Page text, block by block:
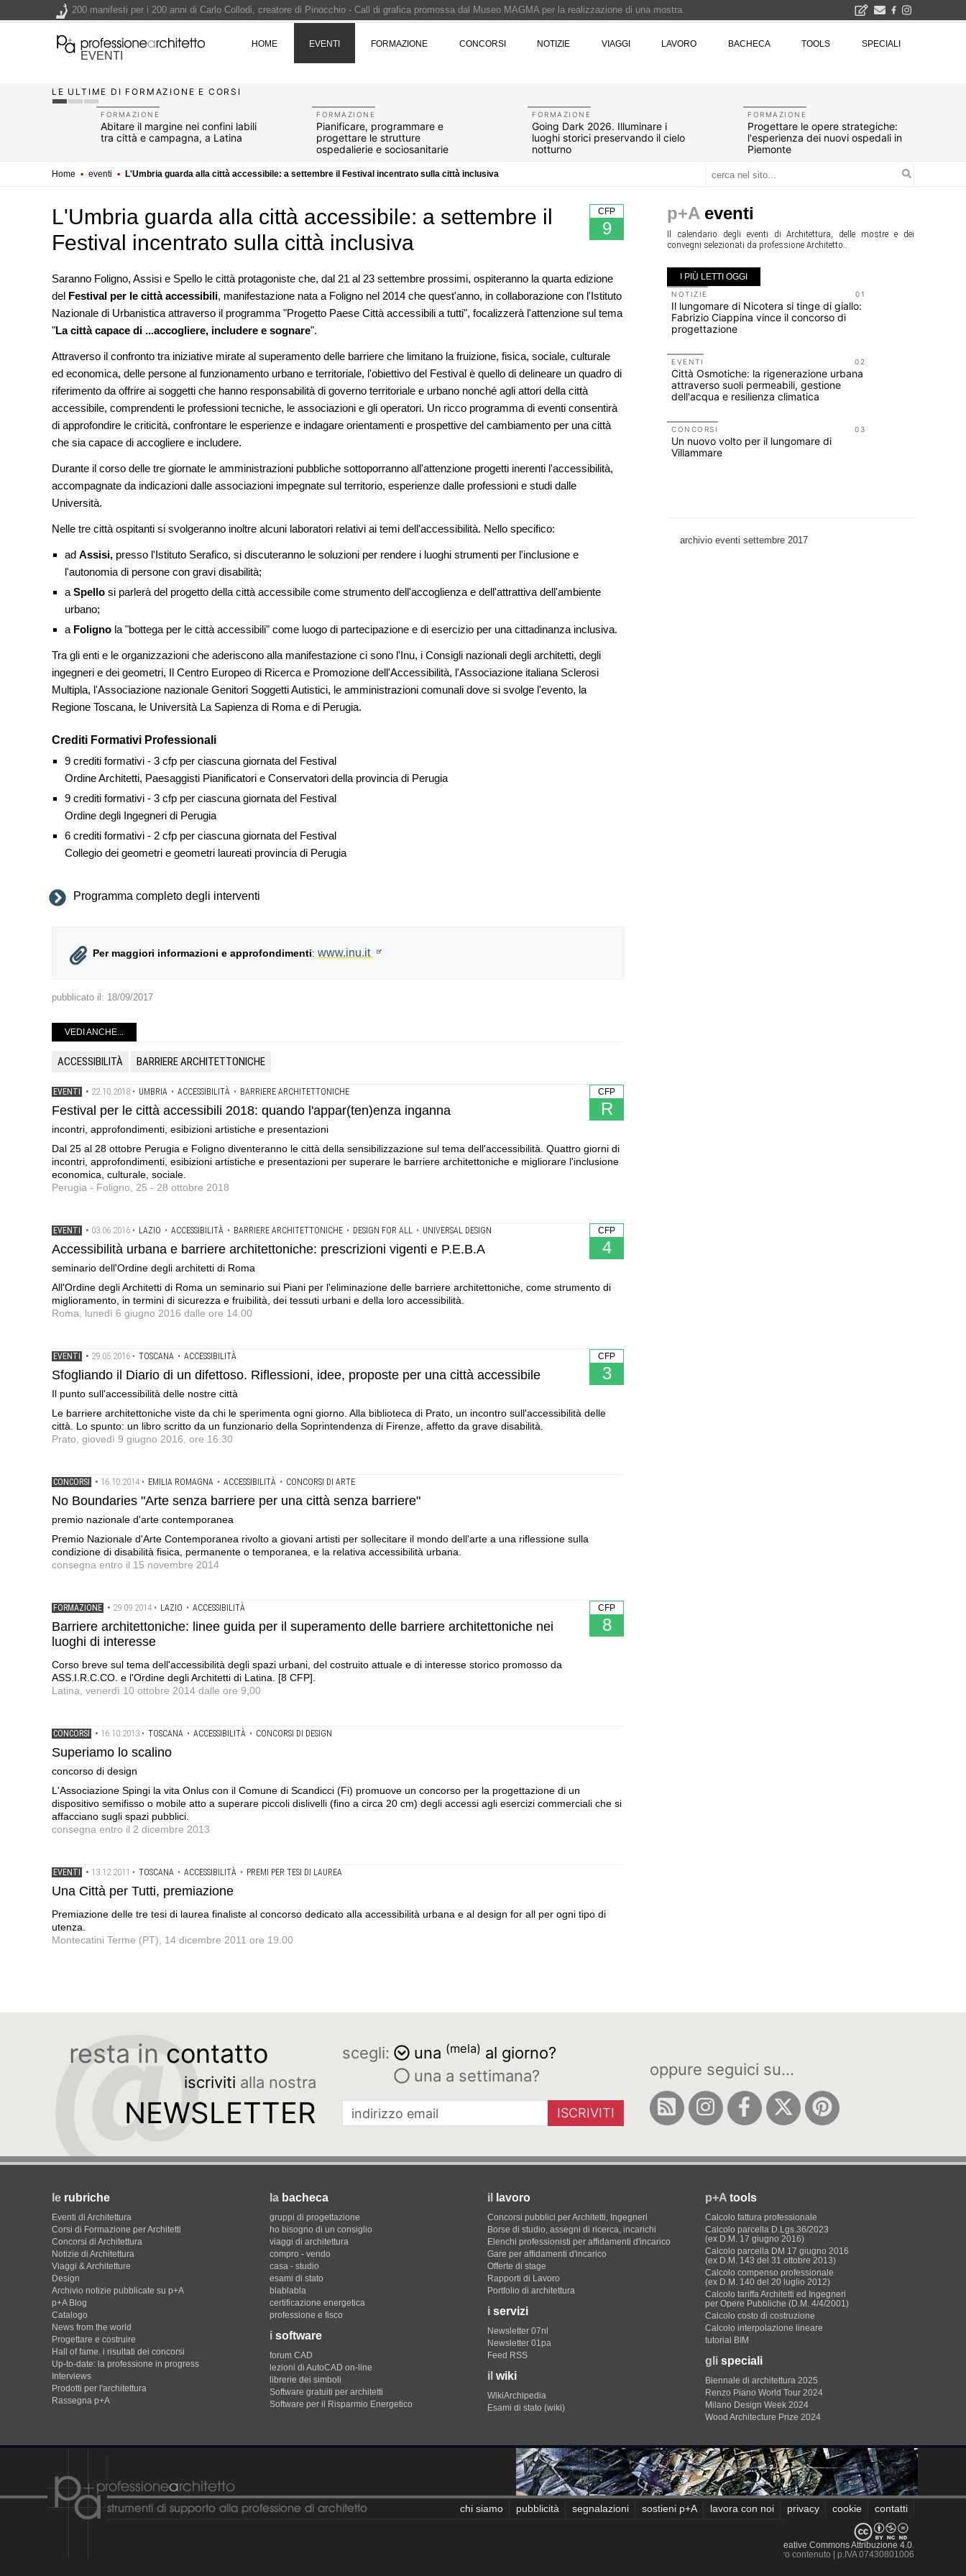
EVENTI
HOME EVENTI FORMAZIONE CONCORSI NOTIZIE VIAGGI LAVORO BACHECA TOOLS SPECIALI
LE ULTIME DI FORMAZIONE E CORSI
FORMAZIONE
Abitare il margine nei confini labili
tra città e campagna, a Latina
FORMAZIONE
Pianificare, programmare e
progettare le strutture
ospedalierie e sociosanitarie
FORMAZIONE
Going Dark 2026. Illuminare i
luoghi storici preservando il cielo
notturno
FORMAZIONE
Progettare le opere strategiche:
l'esperienza dei nuovi ospedali in
Piemonte
Home ▪ eventi ▪ L'Umbria guarda alla città accessibile: a settembre il Festival incentrato sulla città inclusiva
CFP
9
L'Umbria guarda alla città accessibile: a settembre il
Festival incentrato sulla città inclusiva
Saranno Foligno, Assisi e Spello le città protagoniste che, dal 21 al 23 settembre prossimi, ospiteranno la quarta edizione
del Festival per le città accessibili, manifestazione nata a Foligno nel 2014 che quest'anno, in collaborazione con l'Istituto
Nazionale di Urbanistica attraverso il programma "Progetto Paese Città accessibili a tutti", focalizzerà l'attenzione sul tema
"La città capace di ...accogliere, includere e sognare".
Attraverso il confronto tra iniziative mirate al superamento delle barriere che limitano la fruizione, fisica, sociale, culturale
ed economica, delle persone al funzionamento urbano e territoriale, l'obiettivo del Festival è quello di delineare un quadro di
riferimento da offrire ai soggetti che hanno responsabilità di governo territoriale e urbano nonché agli attori della città
accessibile, comprendenti le professioni tecniche, le associazioni e gli operatori. Un ricco programma di eventi consentirà
di approfondire le criticità, confrontare le esperienze e indagare orientamenti e prospettive del cambiamento per una città
che sia capace di accogliere e includere.
Durante il corso delle tre giornate le amministrazioni pubbliche sottoporranno all'attenzione progetti inerenti l'accessibilità,
accompagnate da indicazioni dalle associazioni impegnate sul territorio, esperienze dalle professioni e studi dalle
Università.
Nelle tre città ospitanti si svolgeranno inoltre alcuni laboratori relativi ai temi dell'accessibilità. Nello specifico:
ad Assisi,presso l'Istituto Serafico, si discuteranno le soluzioni per rendere i luoghi strumenti per l'inclusione e
l'autonomia di persone con gravi disabilità;
a Spellosi parlerà del progetto della città accessibile come strumento dell'accoglienza e dell'attrattiva dell'ambiente
urbano;
a Folignola "bottega per le città accessibili" come luogo di partecipazione e di esercizio per una cittadinanza inclusiva.
Tra gli enti e le organizzazioni che aderiscono alla manifestazione ci sono l'Inu, i Consigli nazionali degli architetti, degli
ingegneri e dei geometri, Il Centro Europeo di Ricerca e Promozione dell'Accessibilità, l'Associazione italiana Sclerosi
Multipla, l'Associazione nazionale Genitori Soggetti Autistici, le amministrazioni comunali dove si svolge l'evento, la
Regione Toscana, le Università La Sapienza di Roma e di Perugia.
Crediti Formativi Professionali
9 crediti formativi - 3 cfp per ciascuna giornata del Festival
Ordine Architetti, Paesaggisti Pianificatori e Conservatori della provincia di Perugia
9 crediti formativi - 3 cfp per ciascuna giornata del Festival
Ordine degli Ingegneri di Perugia
6 crediti formativi - 2 cfp per ciascuna giornata del Festival
Collegio dei geometri e geometri laureati provincia di Perugia
Programma completo degli interventi
Per maggiori informazioni e approfondimenti: www.inu.it
pubblicato il: 18/09/2017
VEDI ANCHE...
ACCESSIBILITÀ BARRIERE ARCHITETTONICHE
CFP
R
EVENTI • 22.10.2018 • UMBRIA • ACCESSIBILITÀ • BARRIERE ARCHITETTONICHE
Festival per le città accessibili 2018: quando l'appar(ten)enza inganna
incontri, approfondimenti, esibizioni artistiche e presentazioni
Dal 25 al 28 ottobre Perugia e Foligno diventeranno le città della sensibilizzazione sul tema dell'accessibilità. Quattro giorni di
incontri, approfondimenti, esibizioni artistiche e presentazioni per superare le barriere architettoniche e migliorare l'inclusione
economica, culturale, sociale.
Perugia - Foligno, 25 - 28 ottobre 2018
CFP
4
EVENTI • 03.06.2016 • LAZIO • ACCESSIBILITÀ • BARRIERE ARCHITETTONICHE • DESIGN FOR ALL • UNIVERSAL DESIGN
Accessibilità urbana e barriere architettoniche: prescrizioni vigenti e P.E.B.A
seminario dell'Ordine degli architetti di Roma
All'Ordine degli Architetti di Roma un seminario sui Piani per l'eliminazione delle barriere architettoniche, come strumento di
miglioramento, in termini di sicurezza e fruibilità, dei tessuti urbani e della loro accessibilità.
Roma, lunedì 6 giugno 2016 dalle ore 14.00
CFP
3
EVENTI • 29.05.2016 • TOSCANA • ACCESSIBILITÀ
Sfogliando il Diario di un difettoso. Riflessioni, idee, proposte per una città accessibile
Il punto sull'accessibilità delle nostre città
Le barriere architettoniche viste da chi le sperimenta ogni giorno. Alla biblioteca di Prato, un incontro sull'accessibilità delle
città. Lo spunto: un libro scritto da un funzionario della Soprintendenza di Firenze, affetto da grave disabilità.
Prato, giovedì 9 giugno 2016, ore 16.30
CONCORSI • 16.10.2014 • EMILIA ROMAGNA • ACCESSIBILITÀ • CONCORSI DI ARTE
No Boundaries "Arte senza barriere per una città senza barriere"
premio nazionale d'arte contemporanea
Premio Nazionale d'Arte Contemporanea rivolto a giovani artisti per sollecitare il mondo dell'arte a una riflessione sulla
condizione di disabilità fisica, permanente o temporanea, e la relativa accessibilità urbana.
consegna entro il 15 novembre 2014
CFP
8
FORMAZIONE • 29.09.2014 • LAZIO • ACCESSIBILITÀ
Barriere architettoniche: linee guida per il superamento delle barriere architettoniche nei
luoghi di interesse
Corso breve sul tema dell'accessibilità degli spazi urbani, del costruito attuale e di interesse storico promosso da
ASS.I.R.C.CO. e l'Ordine degli Architetti di Latina. [8 CFP].
Latina, venerdì 10 ottobre 2014 dalle ore 9,00
CONCORSI • 16.10.2013 • TOSCANA • ACCESSIBILITÀ • CONCORSI DI DESIGN
Superiamo lo scalino
concorso di design
L'Associazione Spingi la vita Onlus con il Comune di Scandicci (Fi) promuove un concorso per la progettazione di un
dispositivo semifisso o mobile atto a superare piccoli dislivelli (fino a circa 20 cm) degli accessi agli esercizi commerciali che si
affacciano sugli spazi pubblici.
consegna entro il 2 dicembre 2013
EVENTI • 13.12.2011 • TOSCANA • ACCESSIBILITÀ • PREMI PER TESI DI LAUREA
Una Città per Tutti, premiazione
Premiazione delle tre tesi di laurea finaliste al concorso dedicato alla accessibilità urbana e al design for all per ogni tipo di
utenza.
Montecatini Terme (PT), 14 dicembre 2011 ore 19.00
p+A eventi
Il calendario degli eventi di Architettura, delle mostre e dei
convegni selezionati da professione Architetto..
I PIÙ LETTI OGGI
07
UP-TO-DATE
Il decreto infrastrutture è legge, le novità
dall'anticipazione del prezzo alla
Soprintendenza speciale
08
NOTIZIE
Tashkent modernista è sito Unesco: dieci
architetture nella World Heritage List
La ricarica dei profumi domestici in un
prodotto innovativo di design
10
NOTIZIE
Il museo città: a Bruxelles apre Kanal -
Centre Pompidou dedicato all'arte e
11
EVENTI
Con Carlo Scarpa lungo l'Italia: tre
appuntamenti tra Palermo, Verona e
Venezia
12
UP-TO-DATE
01
NOTIZIE
Il lungomare di Nicotera si tinge di giallo:
Fabrizio Ciappina vince il concorso di
progettazione
02
EVENTI
Città Osmotiche: la rigenerazione urbana
attraverso suoli permeabili, gestione
dell'acqua e resilienza climatica
03
CONCORSI
Un nuovo volto per il lungomare di
Villammare
archivio eventi settembre 2017
resta in contatto
iscriviti alla nostra
NEWSLETTER
scegli: una (mela) al giorno?
una a settimana?
ISCRIVITI
oppure seguici su...
le rubriche
Eventi di Architettura
Corsi di Formazione per Architetti
Concorsi di Architettura
Notizie di Architettura
Viaggi & Architetture
Design
Archivio notizie pubblicate su p+A
p+A Blog
Catalogo
News from the world
Progettare e costruire
Hall of fame. i risultati dei concorsi
Up-to-date: la professione in progress
Interviews
Prodotti per l'architettura
Rassegna p+A
la bacheca
gruppi di progettazione
ho bisogno di un consiglio
viaggi di architettura
compro - vendo
casa - studio
esami di stato
blablabla
certificazione energetica
professione e fisco
i software
forum CAD
lezioni di AutoCAD on-line
librerie dei simboli
Software gratuiti per architetti
Software per il Risparmio Energetico
il lavoro
Concorsi pubblici per Architetti, Ingegneri
Borse di studio, assegni di ricerca, incarichi
Elenchi professionisti per affidamenti d'incarico
Gare per affidamenti d'incarico
Offerte di stage
Rapporti di Lavoro
Portfolio di architettura
i servizi
Newsletter 07nl
Newsletter 01pa
Feed RSS
il wiki
WikiArchipedia
Esami di stato (wiki)
p+A tools
Calcolo fattura professionale
Calcolo parcella D.Lgs.36/2023
(ex D.M. 17 giugno 2016)
Calcolo parcella DM 17 giugno 2016
(ex D.M. 143 del 31 ottobre 2013)
Calcolo compenso professionale
(ex D.M. 140 del 20 luglio 2012)
Calcolo tariffa Architetti ed Ingegneri
per Opere Pubbliche (D.M. 4/4/2001)
Calcolo costo di costruzione
Calcolo interpolazione lineare
tutorial BIM
gli speciali
Biennale di architettura 2025
Renzo Piano World Tour 2024
Milano Design Week 2024
Wood Architecture Prize 2024
chi siamo pubblicità segnalazioni sostieni p+A lavora con noi privacy cookie contatti
Licenza Creative Commons Attribuzione 4.0.
professioneArchitetto non è collegato ai siti recensiti e non è responsabile del loro contenuto
| p.IVA 07430801006
200 manifesti per i 200 anni di Carlo Collodi, creatore di Pinocchio - Call di grafica promossa dal Museo MAGMA per la realizzazione di una mostra
Il lungomare di Nicotera si tinge di giallo: Fabrizio Ciappina vince il concorso di progettazione
Il decreto infrastrutture è legge, le novità dall'anticipazione del prezzo alla Soprintendenza speciale
Un nuovo volto per il lungomare di Villammare - Concorso di progettazione a procedura aperta due fasi Montepremi: 18.000 euro